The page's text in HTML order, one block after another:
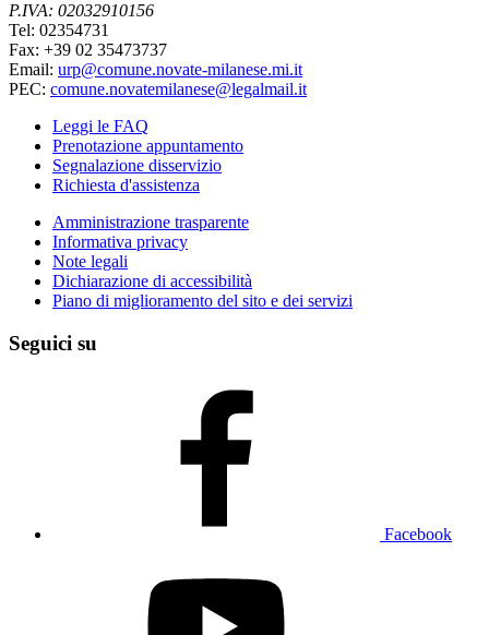
P.IVA: 02032910156
Tel: 02354731
Fax: +39 02 35473737
Email: urp@comune.novate-milanese.mi.it
PEC: comune.novatemilanese@legalmail.it
Leggi le FAQ
Prenotazione appuntamento
Segnalazione disservizio
Richiesta d'assistenza
Amministrazione trasparente
Informativa privacy
Note legali
Dichiarazione di accessibilità
Piano di miglioramento del sito e dei servizi
Seguici su
Facebook